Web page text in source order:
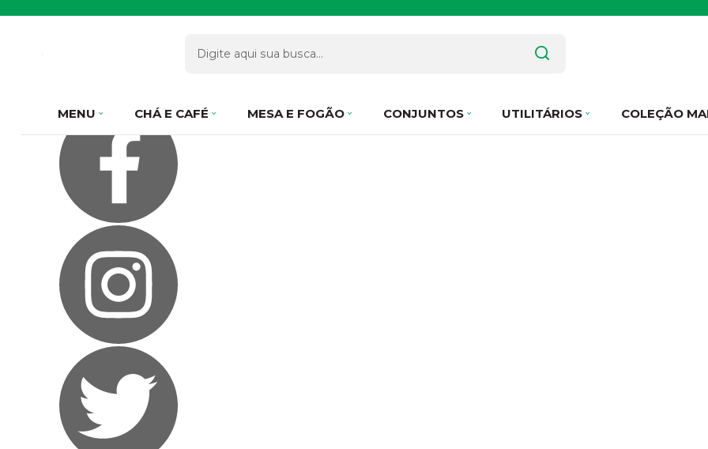
Como Comprar
MENU CHÁ E CAFÉ MESA E FOGÃO CONJUNTOS UTILITÁRIOS COLEÇÃO